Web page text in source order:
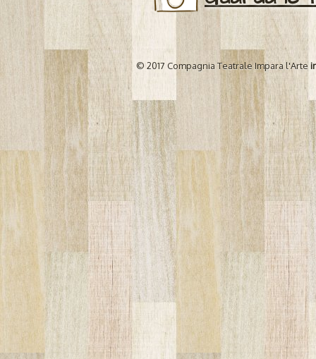
© 2017 Compagnia Teatrale Impara l'Arte